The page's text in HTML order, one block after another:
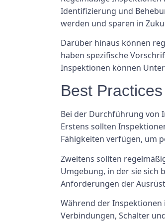
Identifizierung und
werden und sparen in
Darüber hinaus können
haben spezifische
Inspektionen können
Best
Bei der Durchführung von
Erstens sollten
Fähigkeiten verfügen, um
Zweitens sollten
Umgebung, in der sie sich
Anforderungen der
Während der Inspektionen
Verbindungen, Schalter